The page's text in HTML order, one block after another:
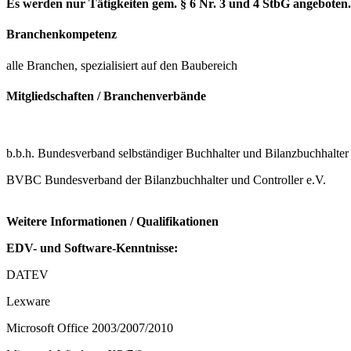
Es werden nur Tätigkeiten gem. § 6 Nr. 3 und 4 StbG angeboten.
Branchenkompetenz
alle Branchen, spezialisiert auf den Baubereich
Mitgliedschaften / Branchenverbände
b.b.h. Bundesverband selbständiger Buchhalter und Bilanzbuchhalter
BVBC Bundesverband der Bilanzbuchhalter und Controller e.V.
Weitere Informationen / Qualifikationen
EDV- und Software-Kenntnisse:
DATEV
Lexware
Microsoft Office 2003/2007/2010